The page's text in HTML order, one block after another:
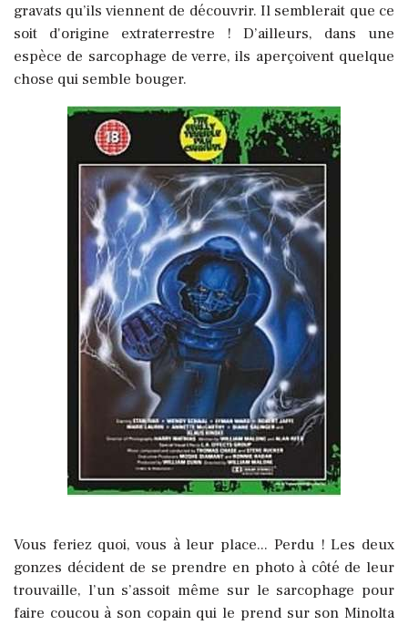
gravats qu’ils viennent de découvrir. Il semblerait que ce
soit d'origine extraterrestre ! D’ailleurs, dans une
espèce de sarcophage de verre, ils aperçoivent quelque
chose qui semble bouger.
Vous feriez quoi, vous à leur place... Perdu ! Les deux
gonzes décident de se prendre en photo à côté de leur
trouvaille, l’un s’assoit même sur le sarcophage pour
faire coucou à son copain qui le prend sur son Minolta